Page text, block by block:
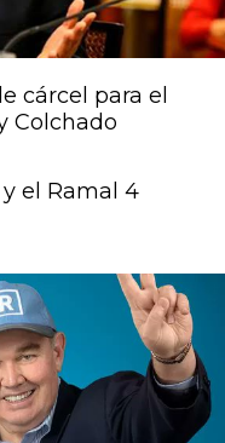
cárcel para el
Colchado
el Ramal 4